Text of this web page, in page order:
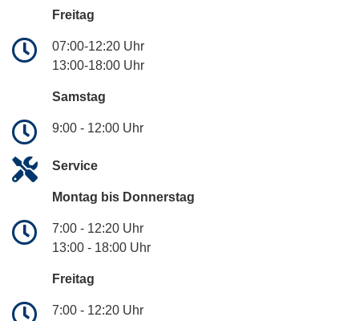
Freitag
07:00-12:20 Uhr
13:00-18:00 Uhr
Samstag
9:00 - 12:00 Uhr
Service
Montag bis Donnerstag
7:00 - 12:20 Uhr
13:00 - 18:00 Uhr
Freitag
7:00 - 12:20 Uhr